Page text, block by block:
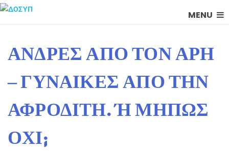
MENU
ΆΝΔΡΕΣ ΑΠΌ ΤΟΝ ΆΡΗ
– ΓΥΝΑΊΚΕΣ ΑΠΌ ΤΗΝ
ΑΦΡΟΔΊΤΗ. Ή ΜΉΠΩΣ Ό
ΧΙ;